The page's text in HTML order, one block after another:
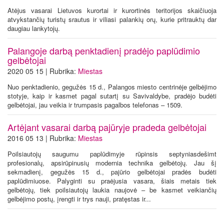
Atėjus vasarai Lietuvos kurortai ir kurortinės teritorijos skaičiuoja
atvykstančių turistų srautus ir viliasi palankių orų, kurie pritrauktų dar
daugiau lankytojų.
Palangoje darbą penktadienį pradėjo paplūdimio
gelbėtojai
2020 05 15 | Rubrika: Miestas
Nuo penktadienio, gegužės 15 d., Palangos miesto centrinėje gelbėjimo
stotyje, kaip ir kasmet pagal sutartį su Savivaldybe, pradėjo budėti
gelbėtojai, jau veikia ir trumpasis pagalbos telefonas – 1509.
Artėjant vasarai darbą pajūryje pradeda gelbėtojai
2016 05 13 | Rubrika: Miestas
Poilsiautojų saugumu paplūdimyje rūpinsis septyniasdešimt
profesionalų, apsirūpinusių modernia technika gelbėtojų. Jau šį
sekmadienį, gegužės 15 d., pajūrio gelbėtojai pradės budėti
paplūdimiuose. Palyginti su praėjusia vasara, šiais metais tiek
gelbėtojų, tiek poilsiautojų laukia naujovė – be kasmet veikiančių
gelbėjimo postų, įrengti ir trys nauji, pratęstas ir...